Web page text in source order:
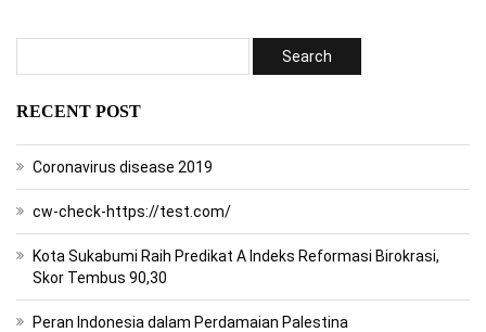
RECENT POST
Coronavirus disease 2019
cw-check-https://test.com/
Kota Sukabumi Raih Predikat A Indeks Reformasi Birokrasi,
Skor Tembus 90,30
Peran Indonesia dalam Perdamaian Palestina